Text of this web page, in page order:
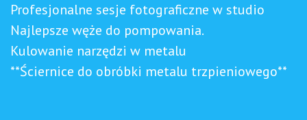
Profesjonalne sesje fotograficzne w studio
Najlepsze węże do pompowania.
Kulowanie narzędzi w metalu
**Ściernice do obróbki metalu trzpieniowego**